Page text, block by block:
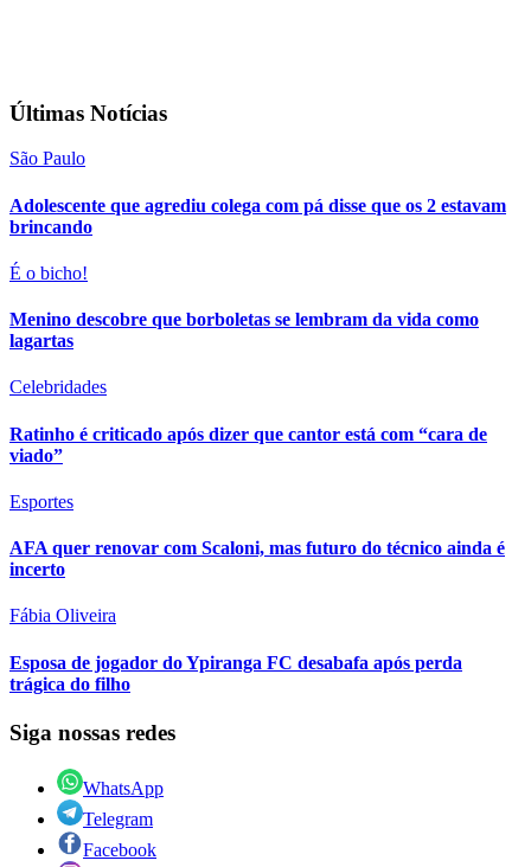
Últimas Notícias
São Paulo
Adolescente que agrediu colega com pá disse que os 2 estavam
brincando
É o bicho!
Menino descobre que borboletas se lembram da vida como
lagartas
Celebridades
Ratinho é criticado após dizer que cantor está com “cara de
viado”
Esportes
AFA quer renovar com Scaloni, mas futuro do técnico ainda é
incerto
Fábia Oliveira
Esposa de jogador do Ypiranga FC desabafa após perda
trágica do filho
Siga nossas redes
WhatsApp
Telegram
Facebook